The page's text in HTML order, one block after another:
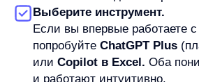
Вы не становитесь аналитиком.
Но вы начинаетедумать с данными —
не видите за этим процессом формул,
и сложных расчётов.